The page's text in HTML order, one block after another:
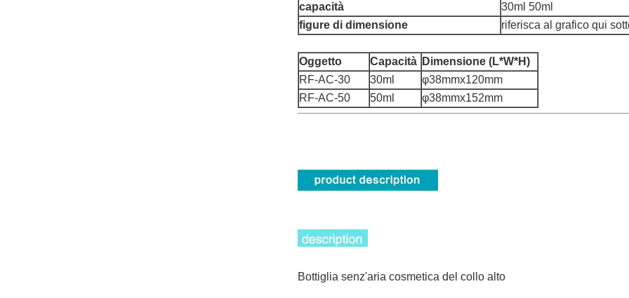
capacità
30ml 50ml
figure di dimensione
riferisca al grafico qui
Oggetto Capacità Dimensione (L*W*H)
RF-AC-30
30ml
φ38mmx120mm
RF-AC-50
50ml φ38mmx152mm
Bottiglia senz'aria cosmetica del collo alto